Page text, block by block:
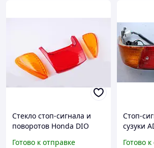
Стекло стоп-сигнала и
поворотов Honda DIO
Готово к отправке
Стоп-
сузуки
Готово